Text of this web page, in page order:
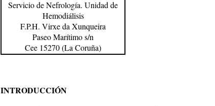
Servicio de Nefrología. Unidad de
Hemodiálisis
F.P.H. Virxe da Xunqueira
Paseo Marítimo s/n
Cee 15270 (La Coruña)
INTRODUCCIÓN